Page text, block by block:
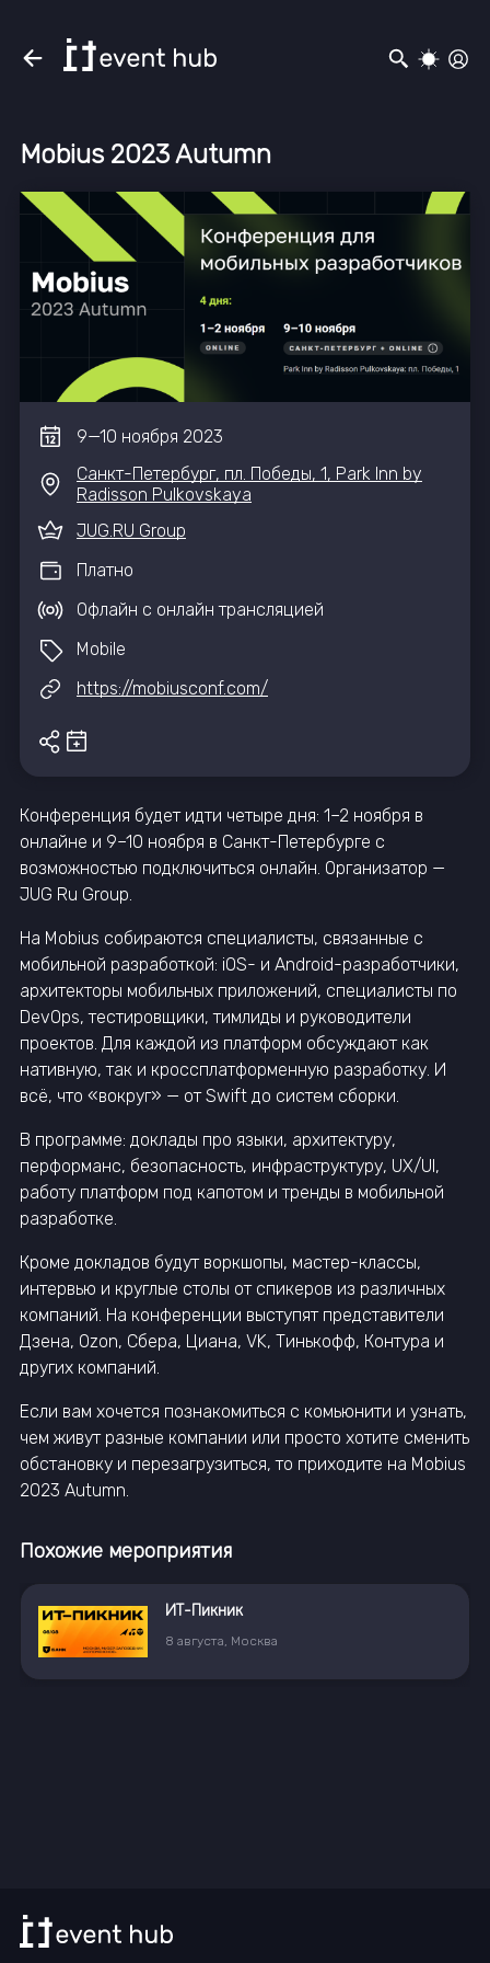
Mobius 2023 Autumn
9—10 ноября 2023
Санкт-Петербург, пл. Победы, 1, Park Inn by
Radisson Pulkovskaya
JUG.RU Group
Платно
Офлайн с онлайн трансляцией
Mobile
https://mobiusconf.com/
Конференция будет идти четыре дня: 1–2 ноября в
онлайне и 9–10 ноября в Санкт-Петербурге с
возможностью подключиться онлайн. Организатор —
JUG Ru Group.
На Mobius собираются специалисты, связанные с
мобильной разработкой: iOS- и Android-разработчики,
архитекторы мобильных приложений, специалисты по
DevOps, тестировщики, тимлиды и руководители
проектов. Для каждой из платформ обсуждают как
нативную, так и кроссплатформенную разработку. И
всё, что «вокруг» — от Swift до систем сборки.
В программе: доклады про языки, архитектуру,
перформанс, безопасность, инфраструктуру, UX/UI,
работу платформ под капотом и тренды в мобильной
разработке.
Кроме докладов будут воркшопы, мастер-классы,
интервью и круглые столы от спикеров из различных
компаний. На конференции выступят представители
Дзена, Ozon, Сбера, Циана, VK, Тинькофф, Контура и
других компаний.
Если вам хочется познакомиться с комьюнити и узнать,
чем живут разные компании или просто хотите сменить
обстановку и перезагрузиться, то приходите на Mobius
2023 Autumn.
Похожие мероприятия
ИТ-Пикник
8 августа, Москва